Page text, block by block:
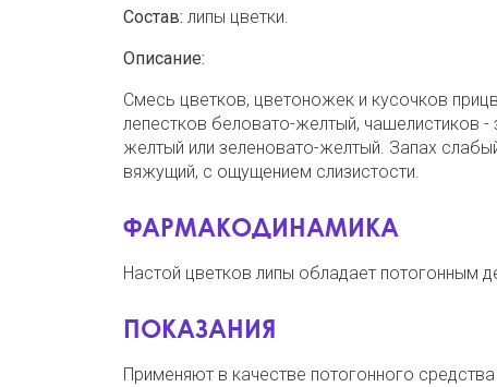
Состав: липы цветки.
Описание:
Смесь цветков, цветоножек и кусочков
лепестков беловато-желтый, чашелистиков
желтый или зеленовато-желтый. Запах
вяжущий, с ощущением слизистости.
ФАРМАКОДИНАМИКА
Настой цветков липы обладает потогонным
ПОКАЗАНИЯ
Применяют в качестве потогонного